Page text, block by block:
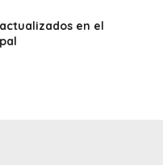
en el